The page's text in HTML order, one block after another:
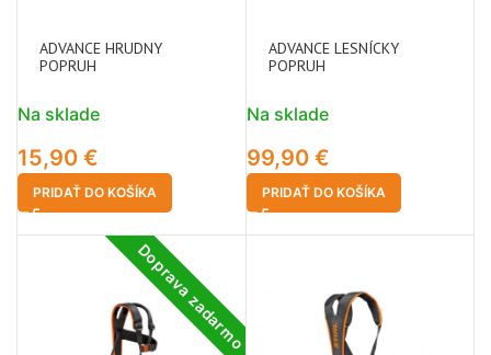
ADVANCE HRUDNY
POPRUH
Na sklade
15,90 €
PRIDAŤ DO KOŠÍKA
ADVANCE LESNÍCKY
POPRUH
Na sklade
99,90 €
PRIDAŤ DO KOŠÍKA
Doprava zadarmo